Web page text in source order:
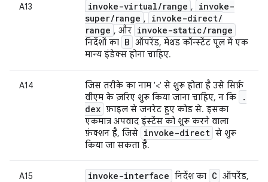
A13 invoke-virtual/range ,
invoke-
super/range , invoke-direct/
range , और invoke-static/range
निर्देशों का B ऑपरेंड, मेथड कॉन्स्टेंट पूल में एक
मान्य इंडेक्स होना चाहिए.
A14
जिस तरीके का नाम '<' से शुरू होता है उसे सिर्फ़
वीएम के ज़रिए शुरू किया जाना चाहिए, न कि
.
dex फ़ाइल से जनरेट हुए कोड से. इसका
एकमात्र अपवाद इंस्टेंस को शुरू करने वाला
फ़ंक्शन है, जिसे invoke-direct से शुरू
किया जा सकता है.
A15 invoke-interface निर्देश का C ऑपरेंड,